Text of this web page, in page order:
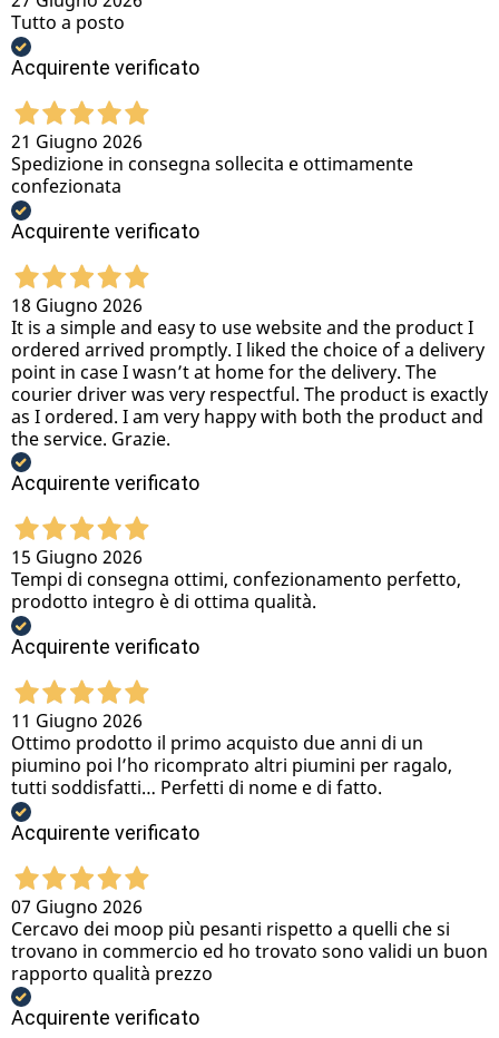
Tutto a posto
Acquirente verificato
21 Giugno 2026
Spedizione in consegna sollecita e ottimamente
confezionata
Acquirente verificato
18 Giugno 2026
It is a simple and easy to use website and the product I
ordered arrived promptly. I liked the choice of a delivery
point in case I wasn’t at home for the delivery. The
courier driver was very respectful. The product is exactly
as I ordered. I am very happy with both the product and
the service. Grazie.
Acquirente verificato
15 Giugno 2026
Tempi di consegna ottimi, confezionamento perfetto,
prodotto integro è di ottima qualità.
Acquirente verificato
11 Giugno 2026
Ottimo prodotto il primo acquisto due anni di un
piumino poi l’ho ricomprato altri piumini per ragalo,
tutti soddisfatti… Perfetti di nome e di fatto.
Acquirente verificato
07 Giugno 2026
Cercavo dei moop più pesanti rispetto a quelli che si
trovano in commercio ed ho trovato sono validi un buon
rapporto qualità prezzo
Acquirente verificato